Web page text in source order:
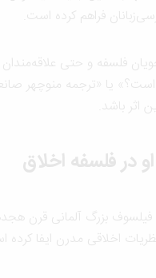
فراهم کرده است.
فلسفه و حتی
یا «ترجمه منوچهر
اثر باشد.
در فلسفه اخلاق
اخلاقی مدرن ایفا کرده